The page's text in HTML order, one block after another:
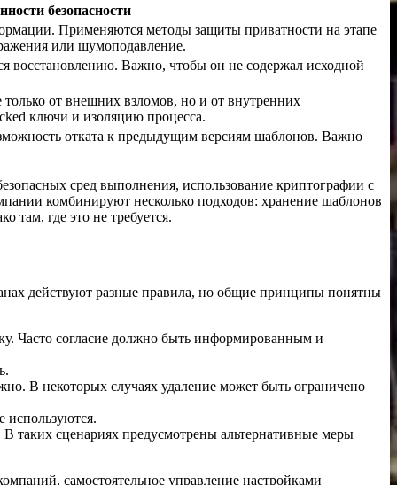
безопасности
Применяются методы защиты приватности на этапе
или шумоподавление.
Важно, чтобы он не содержал исходной
от внешних взломов, но и от внутренних
ключи и изоляцию процесса.
отката к предыдущим версиям шаблонов. Важно
сред выполнения, использование криптографии с
комбинируют несколько подходов: хранение шаблонов
там, где это не требуется.
действуют разные правила, но общие принципы понятны
Часто согласие должно быть информированным и
В некоторых случаях удаление может быть ограничено
используются.
таких сценариях предусмотрены альтернативные меры
самостоятельное управление настройками